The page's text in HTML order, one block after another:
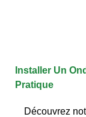
Installer Un
Pratique
Découvrez